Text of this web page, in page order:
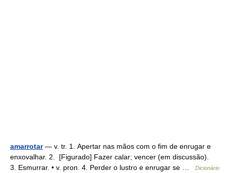
amarrotar— v. tr. 1. Apertar nas mãos com o fim de enrugar e
enxovalhar. 2. [Figurado] Fazer calar; vencer (em discussão).
3. Esmurrar. • v. pron. 4. Perder o lustro e enrugar se …
Dicionário